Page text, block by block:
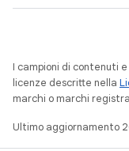
I campioni di contenuti
licenze descritte nella
marchi o marchi
Ultimo aggiornamento